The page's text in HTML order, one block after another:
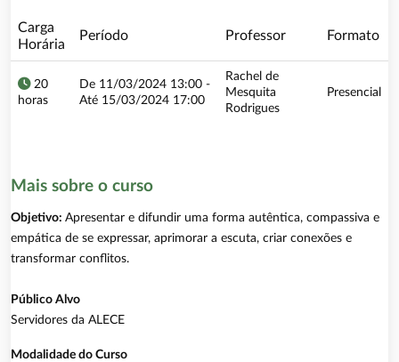
Carga
Horária
Período Professor Formato
20
horas
De 11/03/2024 13:00 -
Até 15/03/2024 17:00
Rachel de
Mesquita
Rodrigues
Presencial
Mais sobre o curso
Objetivo: Apresentar e difundir uma forma autêntica, compassiva e
empática de se expressar, aprimorar a escuta, criar conexões e
transformar conflitos.
Público Alvo
Servidores da ALECE
Modalidade do Curso